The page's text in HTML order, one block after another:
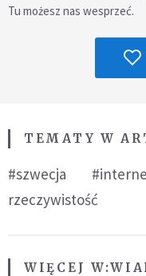
Tu możesz nas wesprzeć.
TEMATY W
#szwecja
rzeczywistość
WIĘCEJ W: